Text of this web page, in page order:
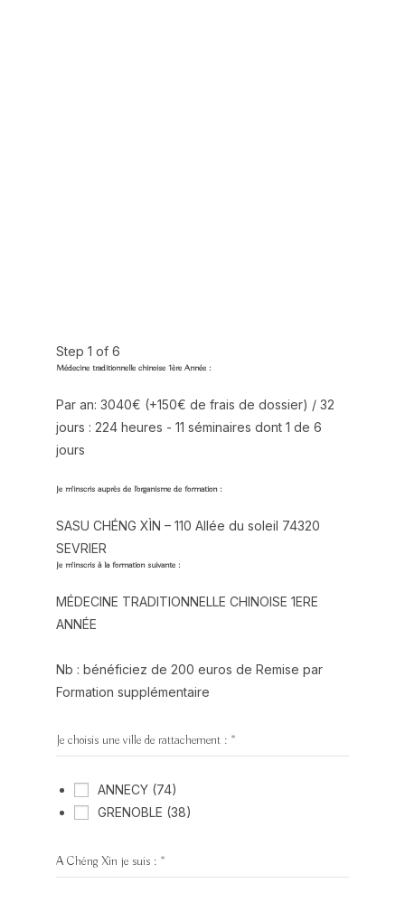
Step1 of 6
Médecine traditionnelle chinoise 1ère Année :
Par an: 3040€ (+150€ de frais de dossier) / 32
jours : 224 heures - 11 séminaires dont 1 de 6
jours
Je m’inscris auprès de l’organisme de formation :
SASU CHÉNG XÌN – 110 Allée du soleil 74320
SEVRIER
Je m’inscris à la formation suivante :
MÉDECINE TRADITIONNELLE CHINOISE 1ERE
ANNÉE
Nb : bénéficiez de 200 euros de Remise par
Formation supplémentaire
Je choisis une ville de rattachement :*
ANNECY (74)
GRENOBLE (38)
A Chéng Xìn je suis :*